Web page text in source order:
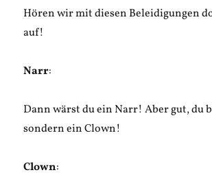
Hören wir mit diesen Beleidigungen
auf!
Narr:
Dann wärst du ein Narr! Aber gut, du
sondern ein Clown!
Clown: